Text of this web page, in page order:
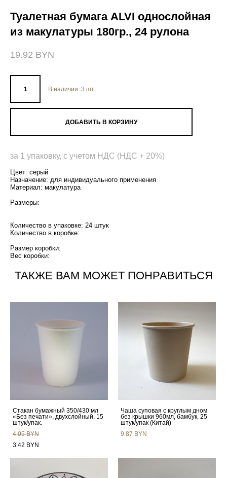
Туалетная бумага ALVI однослойная
из макулатуры 180гр., 24 рулона
19.92 BYN
В наличии: 3 шт.
ДОБАВИТЬ В КОРЗИНУ
за 1 упаковку, с учетом НДС (НДС + 20%)
Цвет: серый
Назначение: для индивидуального применения
Материал: макулатура
Размеры:
Количество в упаковке: 24 штук
Количество в коробке:
Размер коробки:
Вес коробки:
ТАКЖЕ ВАМ МОЖЕТ ПОНРАВИТЬСЯ
Стакан бумажный 350/430 мл
«Без печати», двухслойный, 15
штук/упак.
4.05 BYN
3.42 BYN
Чаша суповая с круглым дном
без крышки 960мл, бамбук, 25
штук/упак (Китай)
9.87 BYN